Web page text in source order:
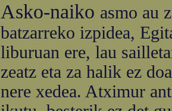
Asko-naiko asmo au
batzarreko izpidea,
liburuan ere, lau
zeatz eta za halik ez
nere xedea. Atximur